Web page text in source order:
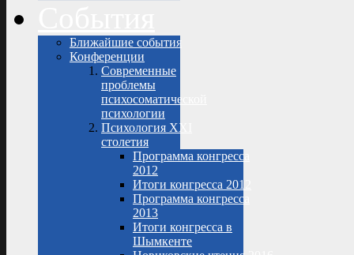
Ближайшие события
Конференции
Современные
проблемы
психосоматической
психологии
Психология XXI
столетия
Программа конгресса
2012
Итоги конгресса 2012
Программа конгресса
2013
Итоги конгресса в
Шымкенте